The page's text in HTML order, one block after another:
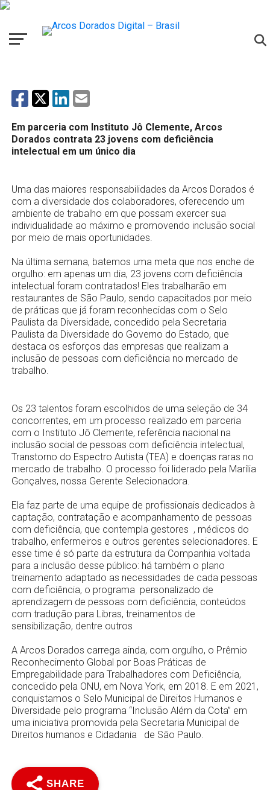
Em parceria com Instituto Jô Clemente,
Arcos Dorados contrata 23 jovens com
Em parceria com Instituto Jô Clemente, Arcos
Dorados contrata 23 jovens com deficiência
intelectual em um único dia
Uma das maiores responsabilidades da Arcos Dorados é
com a diversidade dos colaboradores, oferecendo um
ambiente de trabalho em que possam exercer sua
individualidade ao máximo e promovendo inclusão social
por meio de mais oportunidades.
Na última semana, batemos uma meta que nos enche de
orgulho: em apenas um dia, 23 jovens com deficiência
intelectual foram contratados! Eles trabalharão em
restaurantes de São Paulo, sendo capacitados por meio
de práticas que já foram reconhecidas com o Selo
Paulista da Diversidade, concedido pela Secretaria
Paulista da Diversidade do Governo do Estado, que
destaca os esforços das empresas que realizam a
inclusão de pessoas com deficiência no mercado de
trabalho.
Os 23 talentos foram escolhidos de uma seleção de 34
concorrentes, em um processo realizado em parceria
com o Instituto Jô Clemente, referência nacional na
inclusão social de pessoas com deficiência intelectual,
Transtorno do Espectro Autista (TEA) e doenças raras no
mercado de trabalho. O processo foi liderado pela Marília
Gonçalves, nossa Gerente Selecionadora.
Ela faz parte de uma equipe de profissionais dedicados à
captação, contratação e acompanhamento de pessoas
com deficiência, que contempla gestores , médicos do
trabalho, enfermeiros e outros gerentes selecionadores. E
esse time é só parte da estrutura da Companhia voltada
para a inclusão desse público: há também o plano
treinamento adaptado as necessidades de cada pessoas
com deficiência, o programa personalizado de
aprendizagem de pessoas com deficiência, conteúdos
com tradução para Libras, treinamentos de
sensibilização, dentre outros
A Arcos Dorados carrega ainda, com orgulho, o Prêmio
Reconhecimento Global por Boas Práticas de
Empregabilidade para Trabalhadores com Deficiência,
concedido pela ONU, em Nova York, em 2018. E em 2021,
conquistamos o Selo Municipal de Direitos Humanos e
Diversidade pelo programa “Inclusão Além da Cota” em
uma iniciativa promovida pela Secretaria Municipal de
Direitos humanos e Cidadania de São Paulo.
SHARE